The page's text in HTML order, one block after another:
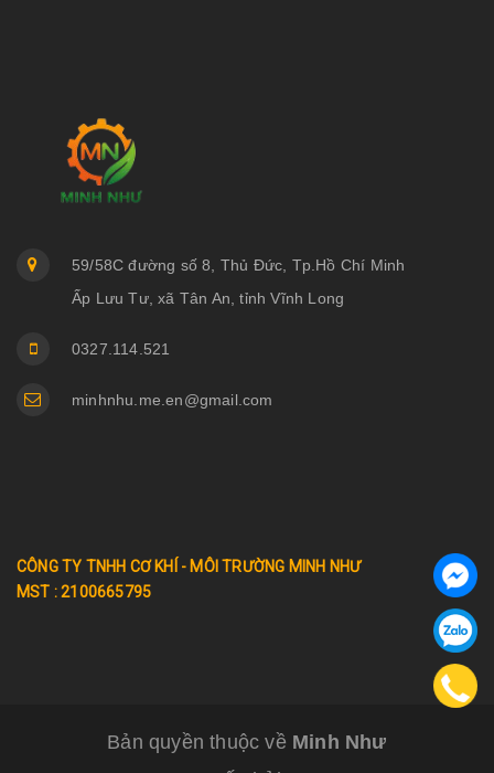
59/58C đường số 8, Thủ Đức, Tp.Hồ Chí Minh
Ấp Lưu Tư, xã Tân An, tỉnh Vĩnh Long
0327.114.521
minhnhu.me.en@gmail.com
CÔNG TY TNHH CƠ KHÍ - MÔI TRƯỜNG MINH NHƯ
MST : 2100665795
Bản quyền thuộc về Minh Như